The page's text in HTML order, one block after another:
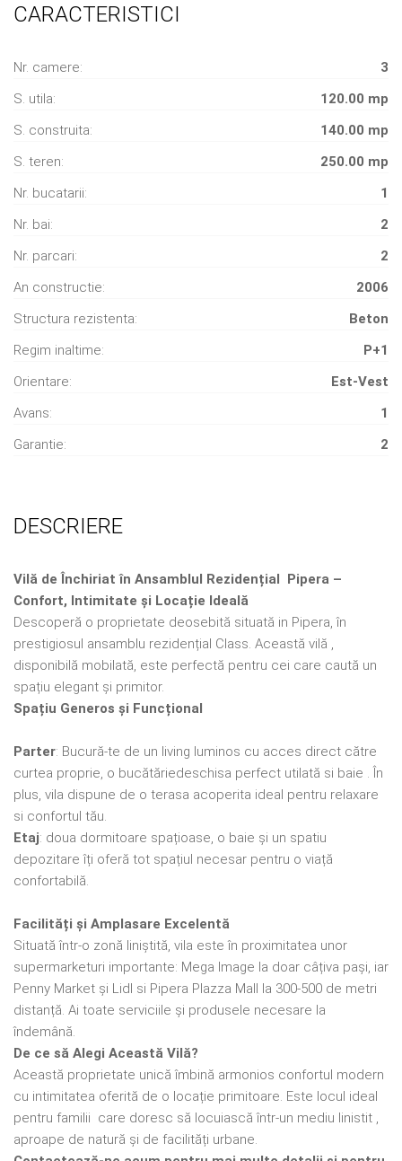
CARACTERISTICI
Nr. camere:
3
S. utila:
120.00 mp
S. construita:
140.00 mp
S. teren:
250.00 mp
Nr. bucatarii:
1
Nr. bai:
2
Nr. parcari:
2
An constructie:
2006
Structura rezistenta:
Beton
Regim inaltime:
P+1
Orientare:
Est-Vest
Avans:
1
Garantie:
2
DESCRIERE
Vilă de Închiriat în Ansamblul Rezidențial Pipera –
Confort, Intimitate și Locație Ideală
Descoperă o proprietate deosebită situată in Pipera, în
prestigiosul ansamblu rezidențial Class. Această vilă ,
disponibilă mobilată, este perfectă pentru cei care caută un
spațiu elegant și primitor.
Spațiu Generos și Funcțional
Parter: Bucură-te de un living luminos cu acces direct către
curtea proprie, o bucătăriedeschisa perfect utilată si baie . În
plus, vila dispune de o terasa acoperita ideal pentru relaxare
si confortul tău.
Etaj: doua dormitoare spațioase, o baie și un spatiu
depozitare îți oferă tot spațiul necesar pentru o viață
confortabilă.
Facilități și Amplasare Excelentă
Situată într-o zonă liniștită, vila este în proximitatea unor
supermarketuri importante: Mega Image la doar câțiva pași, iar
Penny Market și Lidl si Pipera Plazza Mall la 300-500 de metri
distanță. Ai toate serviciile și produsele necesare la
îndemână.
De ce să Alegi Această Vilă?
Această proprietate unică îmbină armonios confortul modern
cu intimitatea oferită de o locație primitoare. Este locul ideal
pentru familii care doresc să locuiască într-un mediu linistit ,
aproape de natură și de facilități urbane.